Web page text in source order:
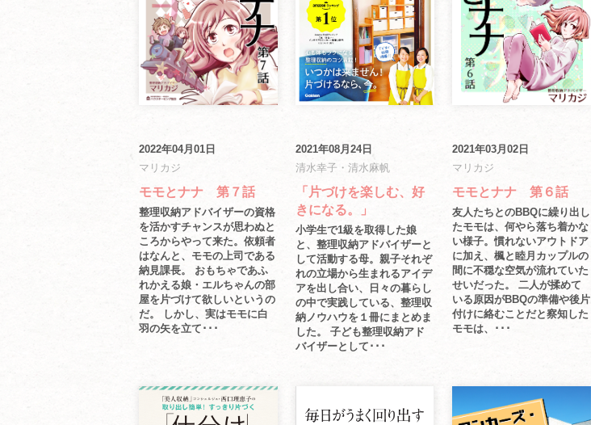
2022年04月01日
マリカジ
モモとナナ 第７話
整理収納アドバイザーの資格
を活かすチャンスが思わぬと
ころからやって来た。依頼者
はなんと、モモの上司である
納見課長。 おもちゃであふ
れかえる娘・エルちゃんの部
屋を片づけて欲しいというの
だ。 しかし、実はモモに白
羽の矢を立て･･･
2021年08月24日
清水幸子・清水麻帆
「片づけを楽しむ、好
きになる。」
小学生で1級を取得した娘
と、整理収納アドバイザーと
して活動する母。親子それぞ
れの立場から生まれるアイデ
アを出し合い、日々の暮らし
の中で実践している、整理収
納ノウハウを１冊にまとめま
した。 子ども整理収納アド
バイザーとして･･･
2021年03月02日
マリカジ
モモとナナ 第６話
友人たちとのBBQに繰り出し
たモモは、何やら落ち着かな
い様子。慣れないアウトドア
に加え、楓と睦月カップルの
間に不穏な空気が流れていた
せいだった。 二人が揉めて
いる原因がBBQの準備や後片
付けに絡むことだと察知した
モモは、･･･